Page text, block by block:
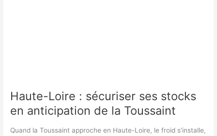
Haute-Loire : sécuriser ses stocks
en anticipation de la Toussaint
Quand la Toussaint approche en Haute-Loire, le froid s’installe,